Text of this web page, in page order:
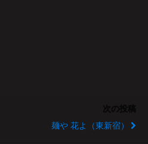
麺や 花よ（東新宿）